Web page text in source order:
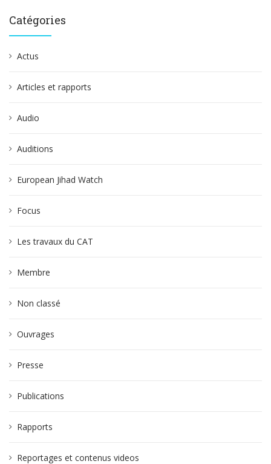
Catégories
Actus
Articles et rapports
Audio
Auditions
European Jihad Watch
Focus
Les travaux du CAT
Membre
Non classé
Ouvrages
Presse
Publications
Rapports
Reportages et contenus videos